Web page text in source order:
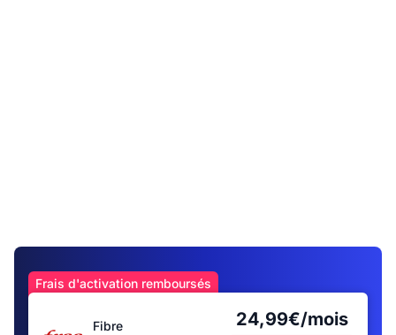
Frais d'activation remboursés
Fibre 24,99€/mois